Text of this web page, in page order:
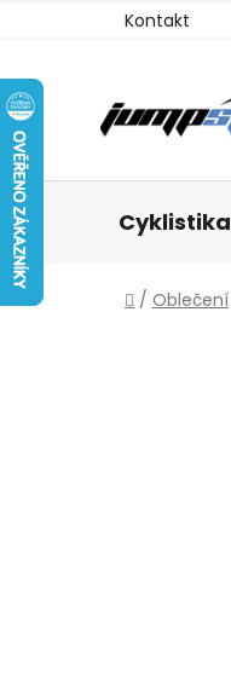
Kontakt
Cyklistika
Domů
/ Oblečení